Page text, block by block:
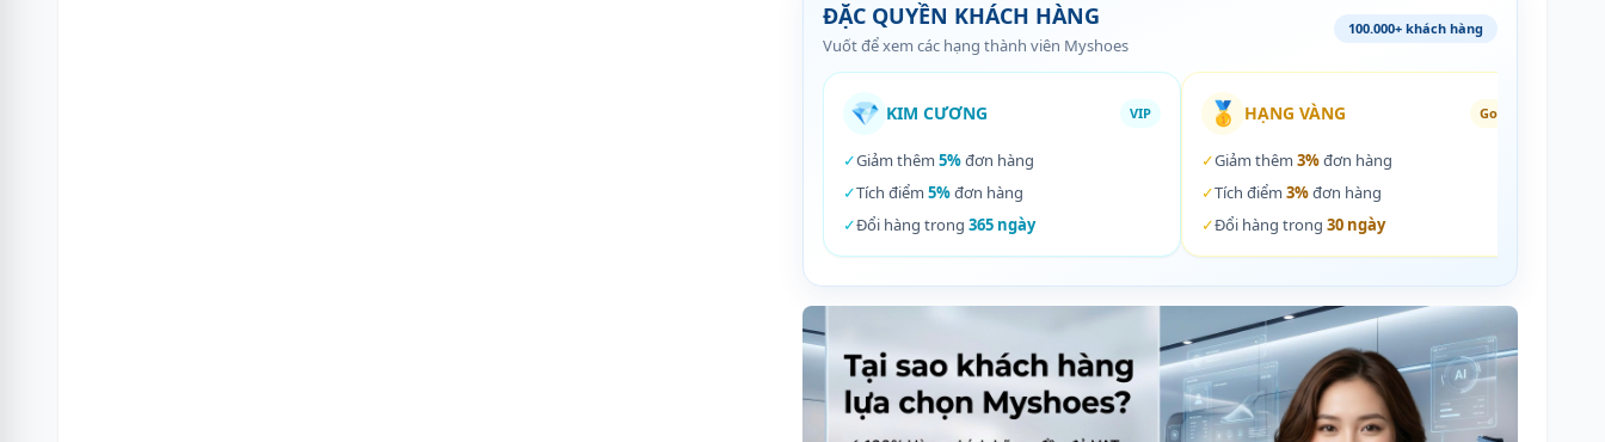
ĐẶC QUYỀN KHÁCH HÀNG
Vuốt để xem các hạng thành viên Myshoes
100.000+ khách hàng
💎 KIM CƯƠNG VIP
✓Giảm thêm 5%đơn hàng
✓Tích điểm 5%đơn hàng
✓Đổi hàng trong 365 ngày
🥇 HẠNG VÀNG Gold
✓Giảm thêm 3%đơn hàng
✓Tích điểm 3%đơn hàng
✓Đổi hàng trong 30 ngày